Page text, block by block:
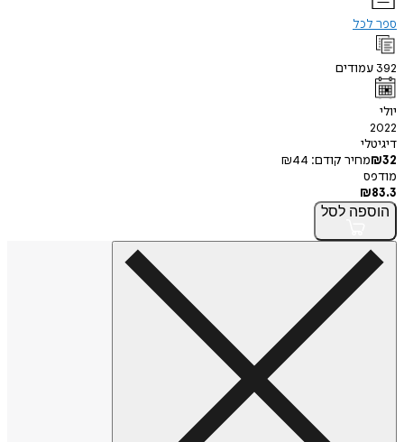
ספר לכל
392 עמודים
יולי
2022
דיגיטלי
₪32 מחיר קודם: ₪44
מודפס
₪83.3
הוספה לסל